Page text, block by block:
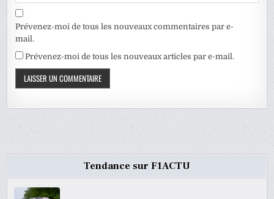
Prévenez-moi de tous les nouveaux commentaires par e-
mail.
Prévenez-moi de tous les nouveaux articles par e-mail.
Tendance sur F1ACTU